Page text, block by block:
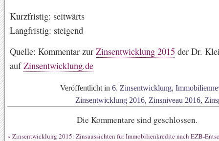
Kurzfristig: seitwärts
Langfristig: steigend
Quelle: Kommentar zur Zinsentwicklung 2015 der Dr.
aufZinsentwicklung.de
Veröffentlicht in 6. Zinsentwicklung,
Zinsentwicklung 2016, Zinsniveau 2016,
Die Kommentare sind geschlossen.
« Zinsentwicklung 2015: Zinsaussichten für Immobilienkredite nach EZB-